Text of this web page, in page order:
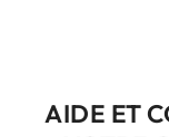
AIDE ET